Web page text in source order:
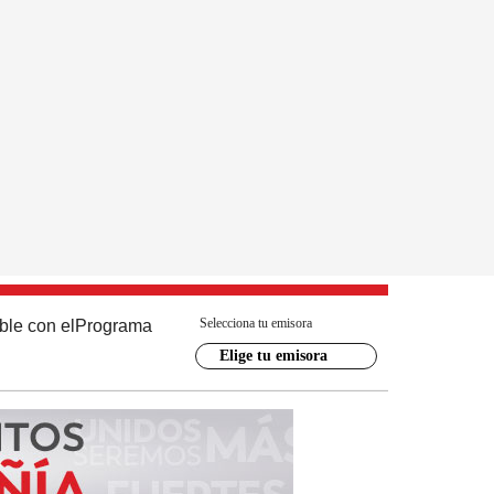
con el Programa Selecciona tu emisora
Elige tu emisora